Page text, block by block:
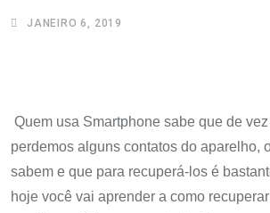
JANEIRO 6, 2019
Quem usa Smartphone sabe que de
perdemos alguns contatos do aparelho,
sabem e que para recuperá-los é
hoje você vai aprender a como